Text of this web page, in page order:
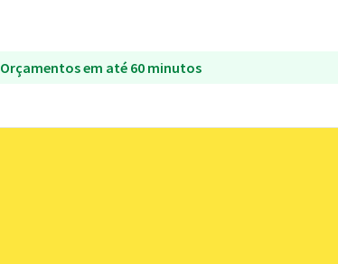
Orçamentos em até 60 minutos